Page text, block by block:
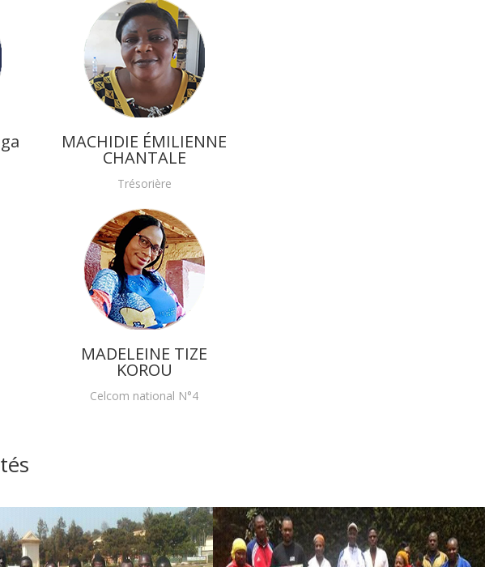
MACHIDIE ÉMILIENNE
CHANTALE
Trésorière
MADELEINE TIZE
KOROU
Celcom national N°4